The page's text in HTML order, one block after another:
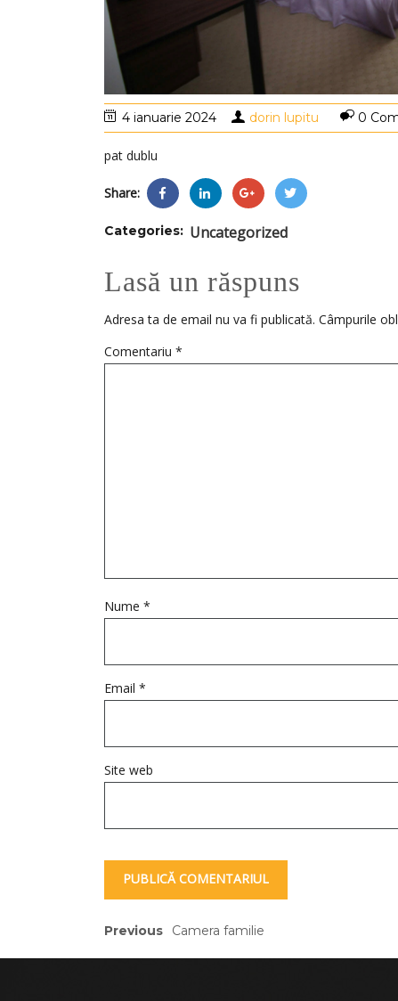
4 ianuarie 2024 dorin lupitu 0
pat dublu
Share:
Categories: Uncategorized
Lasă un răspuns
Adresa ta de email nu va fi publicată. Câmpurile
Comentariu *
Nume *
Email *
Site web
Previous Camera familie